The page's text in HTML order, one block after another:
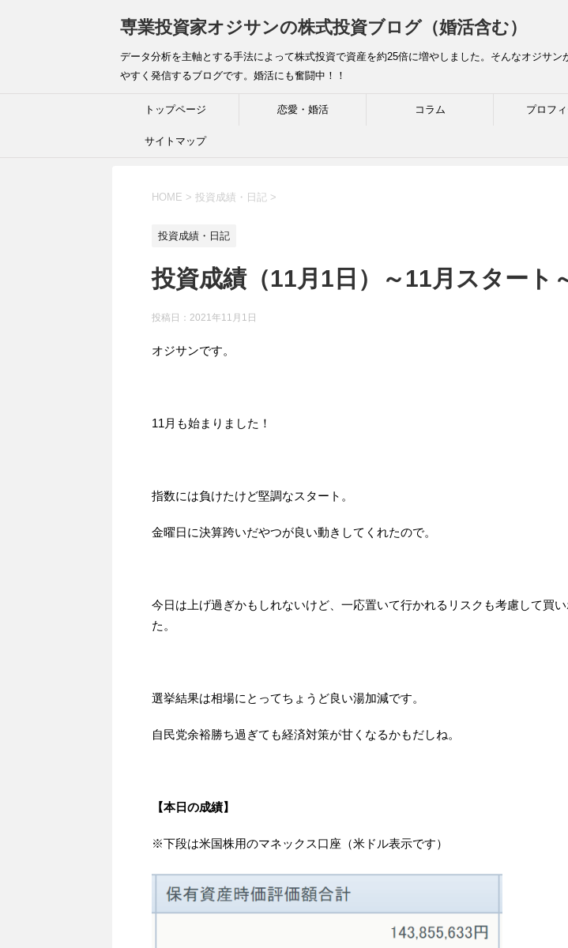
専業投資家オジサンの株式投資ブログ（婚活含む）
データ分析を主軸とする手法によって株式投資で資産を約25倍に増やしました。そんなオジサ
やすく発信するブログです。婚活にも奮闘中！！
トップページ 恋愛・婚活 コラム プロフ
サイトマップ
HOME > 投資成績・日記 >
投資成績・日記
投資成績（11月1日）～11月スタート
投稿日： 2021年11月1日
オジサンです。
11月も始まりました！
指数には負けたけど堅調なスタート。
金曜日に決算跨いだやつが良い動きしてくれたので。
今日は上げ過ぎかもしれないけど、一応置いて行かれるリスクも考慮して買
た。
選挙結果は相場にとってちょうど良い湯加減です。
自民党余裕勝ち過ぎても経済対策が甘くなるかもだしね。
【本日の成績】
※下段は米国株用のマネックス口座（米ドル表示です）